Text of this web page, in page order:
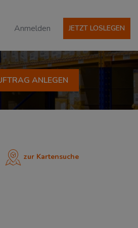
Anmelden JETZT LOSLEGEN
ANLEGEN
zur Kartensuche